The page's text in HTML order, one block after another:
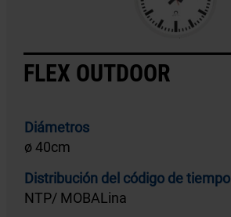
FLEX OUTDOOR
Diámetros
ø 40cm
Distribución del código de tiempo
NTP/ MOBALina